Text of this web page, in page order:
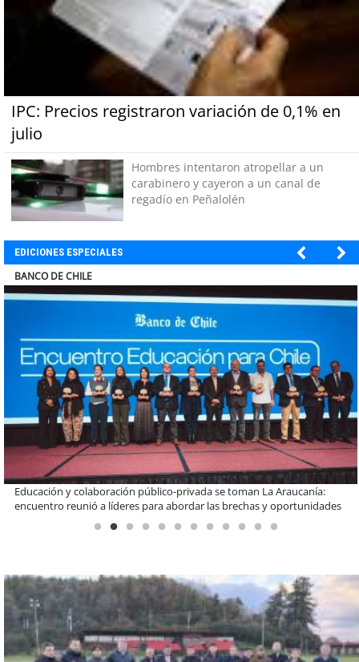
IPC: Precios registraron variación de 0,1% en
julio
Hombres intentaron atropellar a un
carabinero y cayeron a un canal de
regadío en Peñalolén
EDICIONES ESPECIALES
ELECTROLUX
Claves para comprar electrodomésticos durante el Black Sale